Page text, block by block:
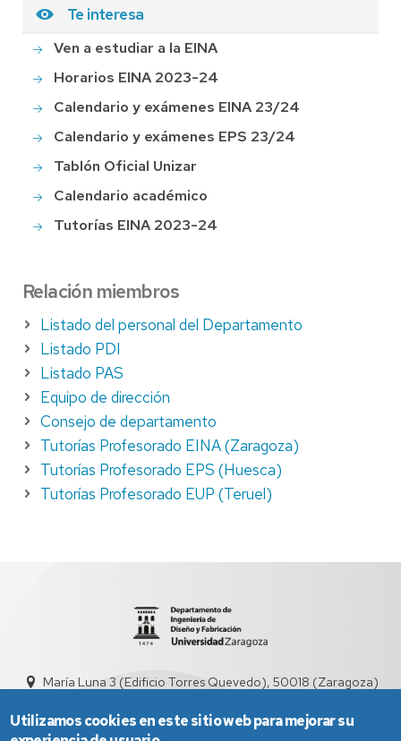
Te interesa
Ven a estudiar a la EINA
Horarios EINA 2023-24
Calendario y exámenes EINA 23/24
Calendario y exámenes EPS 23/24
Tablón Oficial Unizar
Calendario académico
Tutorías EINA 2023-24
Relación miembros
Listado del personal del Departamento
Listado PDI
Listado PAS
Equipo de dirección
Consejo de departamento
Tutorías Profesorado EINA (Zaragoza)
Tutorías Profesorado EPS (Huesca)
Tutorías Profesorado EUP (Teruel)
María Luna 3 (Edificio Torres Quevedo), 50018 (Zaragoza)
Utilizamos cookies en este sitio web para mejorar su